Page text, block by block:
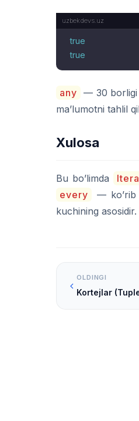
true
true
any — 30 borligi
ma’lumotni tahlil
Xulosa
Bu bo’limda
every
— ko’rib
kuchining
OLDINGI
Kortejlar